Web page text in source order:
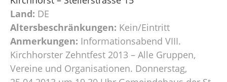
Land: DE
Altersbeschränkungen: Kein/Eintritt
Anmerkungen: Informationsabend VIII.
Kirchhorster Zehntfest 2013 – Alle Gruppen,
Vereine und Organisationen. Donnerstag,